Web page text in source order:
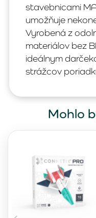
stavebnicami
umožňuje
Vyrobená z
materiálov bez
ideálnym
strážcov
Mohlo